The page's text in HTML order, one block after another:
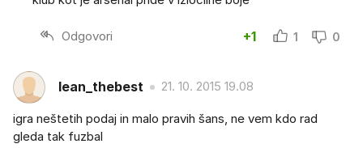
Odgovori +1 1 0
lean_thebest 21. 10. 2015 19.08
igra neštetih podaj in malo pravih šans, ne vem kdo rad
gleda tak fuzbal